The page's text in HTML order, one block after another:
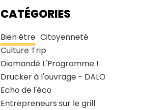
CATÉGORIES
Bien être Citoyenneté
Culture Trip
Diomandé L'Programme !
Drucker à l'ouvrage - DALO
Echo de l'éco
Entrepreneurs sur le grill